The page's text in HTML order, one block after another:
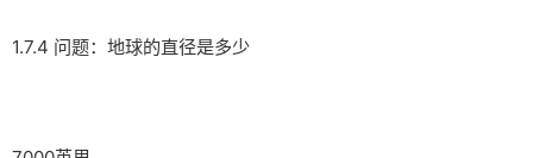
1.7.4 问题：地球的直径是多少